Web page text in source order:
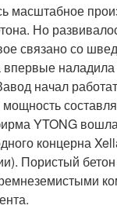
масштабное
Но
связано со
впервые
начал
мощность
YTONG
концерна
Пористый